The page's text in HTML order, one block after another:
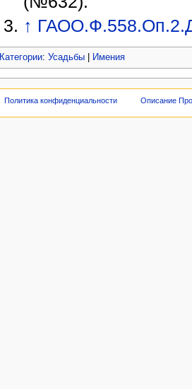
↑
Категории: Усадьбы| Имения
Политика конфиденциальности Описание